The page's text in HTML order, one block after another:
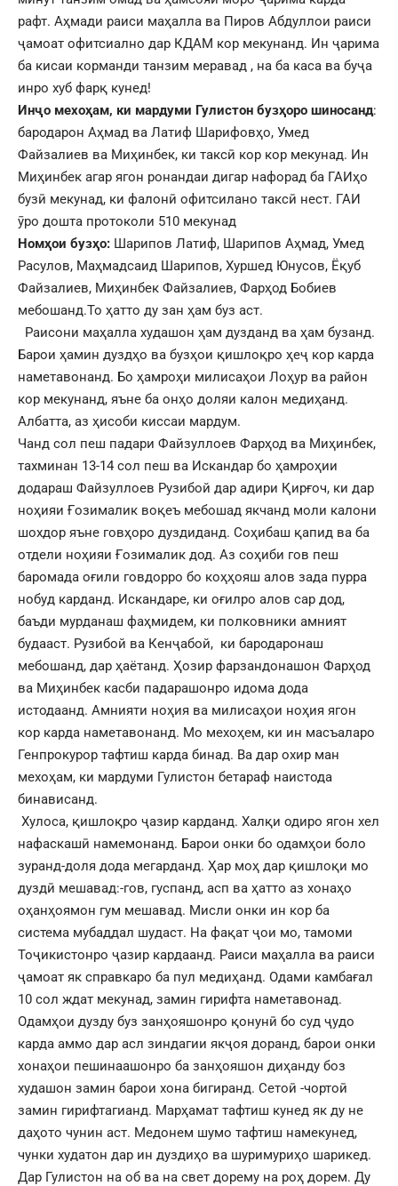
рафт. Аҳмади раиси маҳалла ва Пиров Абдуллои раиси
ҷамоат офитсиално дар КДАМ кор мекунанд. Ин ҷарима
ба кисаи корманди танзим меравад , на ба каса ва буҷа
инро хуб фарқ кунед!
Инҷо мехоҳам, ки мардуми Гулистон бузҳоро шиносанд:
бародарон Аҳмад ва Латиф Шарифовҳо, Умед
Файзалиев ва Миҳинбек, ки таксӣ кор кор мекунад. Ин
Миҳинбек агар ягон ронандаи дигар нафорад ба ГАИҳо
бузӣ мекунад, ки фалонӣ офитсилано таксӣ нест. ГАИ
ӯро дошта протоколи 510 мекунад
Номҳои бузҳо: Шарипов Латиф, Шарипов Аҳмад, Умед
Расулов, Маҳмадсаид Шарипов, Хуршед Юнусов, Ёқуб
Файзалиев, Миҳинбек Файзалиев, Фарҳод Бобиев
мебошанд.То ҳатто ду зан ҳам буз аст.
Раисони маҳалла худашон ҳам дузданд ва ҳам бузанд.
Барои ҳамин дуздҳо ва бузҳои қишлоқро ҳеҷ кор карда
наметавонанд. Бо ҳамроҳи милисаҳои Лоҳур ва район
кор мекунанд, яъне ба онҳо доляи калон медиҳанд.
Албатта, аз ҳисоби киссаи мардум.
Чанд сол пеш падари Файзуллоев Фарҳод ва Миҳинбек,
тахминан 13-14 сол пеш ва Искандар бо ҳамроҳии
додараш Файзуллоев Рузибой дар адири Қирғоч, ки дар
ноҳияи Ғозималик воқеъ мебошад якчанд моли калони
шохдор яъне говҳоро дуздиданд. Соҳибаш қапид ва ба
отдели ноҳияи Ғозималик дод. Аз соҳиби гов пеш
баромада оғили говдорро бо коҳҳояш алов зада пурра
нобуд карданд. Искандаре, ки оғилро алов сар дод,
баъди мурданаш фаҳмидем, ки полковники амният
будааст. Рузибой ва Кенҷабой, ки бародаронаш
мебошанд, дар ҳаётанд. Ҳозир фарзандонашон Фарҳод
ва Миҳинбек касби падарашонро идома дода
истодаанд. Амнияти ноҳия ва милисаҳои ноҳия ягон
кор карда наметавонанд. Мо мехоҳем, ки ин масъаларо
Генпрокурор тафтиш карда бинад. Ва дар охир ман
мехоҳам, ки мардуми Гулистон бетараф наистода
бинависанд.
Хулоса, қишлоқро ҷазир карданд. Халқи одиро ягон хел
нафаскашӣ намемонанд. Барои онки бо одамҳои боло
зуранд-доля дода мегарданд. Ҳар моҳ дар қишлоқи мо
дуздӣ мешавад:-гов, гуспанд, асп ва ҳатто аз хонаҳо
оҳанҳоямон гум мешавад. Мисли онки ин кор ба
система мубаддал шудаст. На фақат ҷои мо, тамоми
Тоҷикистонро ҷазир кардаанд. Раиси маҳалла ва раиси
ҷамоат як справкаро ба пул медиҳанд. Одами камбағал
10 сол ждат мекунад, замин гирифта наметавонад.
Одамҳои дузду буз занҳояшонро қонунӣ бо суд ҷудо
карда аммо дар асл зиндагии якҷоя доранд, барои онки
хонаҳои пешинаашонро ба занҳояшон диҳанду боз
худашон замин барои хона бигиранд. Сетоӣ -чортоӣ
замин гирифтагианд. Марҳамат тафтиш кунед як ду не
даҳото чунин аст. Медонем шумо тафтиш намекунед,
чунки худатон дар ин дуздиҳо ва шуримуриҳо шарикед.
Дар Гулистон на об ва на свет дорему на роҳ дорем. Ду